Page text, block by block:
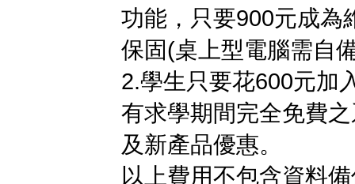
功能，只要900元成為
保固(桌上型電腦需自
2.學生只要花600元加
有求學期間完全免費
及新產品優惠。
以上費用不包含資料